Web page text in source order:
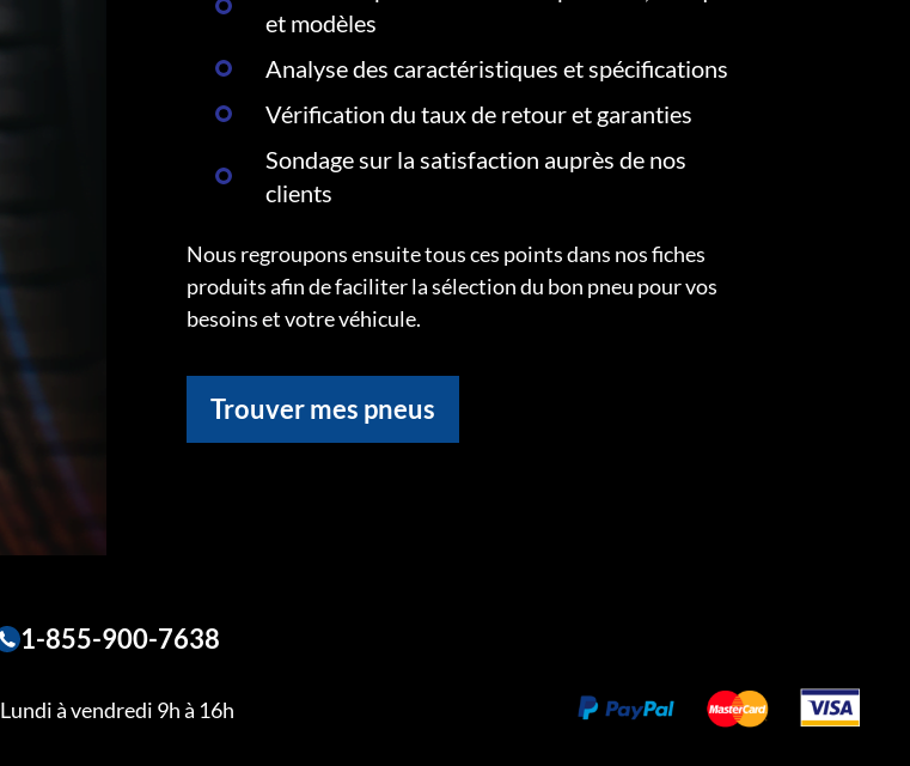
et modèles
Analyse des caractéristiques et spécifications
Vérification du taux de retour et garanties
Sondage sur la satisfaction auprès de nos
clients
Nous regroupons ensuite tous ces points dans nos fiches
produits afin de faciliter la sélection du bon pneu pour vos
besoins et votre véhicule.
Trouver mes pneus
1-855-900-7638
Lundi à vendredi 9h à 16h